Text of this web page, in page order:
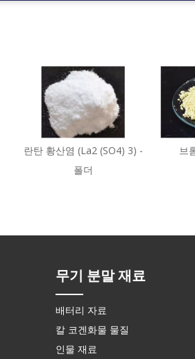
란탄 황산염 (La2 ​​(SO4) 3) -
폴더
브
무기 분말 재료
배터리 자료
칼 코겐화물 물질
인물 재료